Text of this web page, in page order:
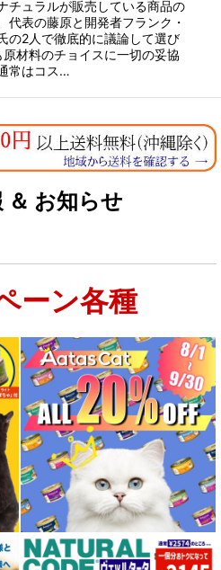
チュラルが販売している商品の
代表の藤原と開発者フランク・
の2人で徹底的に議論して選び
原材料のチョイスに一切の妥協
常はコス…
＆ お知らせ
ーン各種